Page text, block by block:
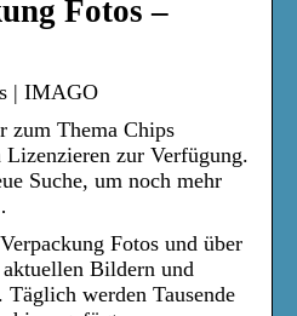
Fotos –
| IMAGO
zum Thema Chips
Lizenzieren zur Verfügung.
Suche, um noch mehr
Fotos und über
Bildern und
werden Tausende